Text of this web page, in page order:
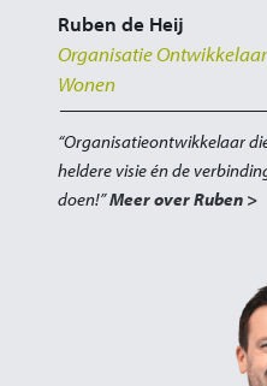
Ruben de Heij
Organisatie Ontwikkelaar
Wonen
“Organisatieontwikkelaar
heldere visie én de
doen!”Meer over Ruben >